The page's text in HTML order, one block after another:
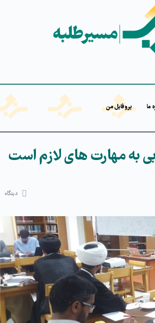
ما پروفایل من
به مهارت های لازم است
دیدگاه